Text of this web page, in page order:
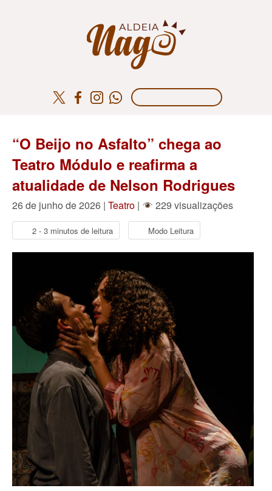
“O Beijo no Asfalto” chega ao
Teatro Módulo e reafirma a
atualidade de Nelson Rodrigues
26 de junho de 2026 | Teatro | 229 visualizações
2 - 3 minutos de leitura Modo Leitura